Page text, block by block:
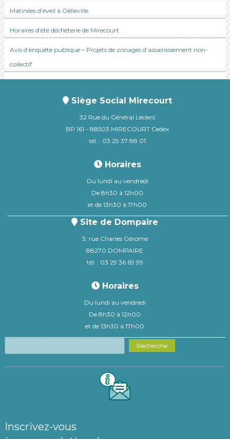
Matinées d’éveil à Oëlleville
Horaires d’été déchèterie de Mirecourt
Avis d’enquête publique – Projets de zonages d’assainissement non-
collectif
Siège Social Mirecourt
32 Rue du Général Leclerc
BP 161 - 88503 MIRECOURT Cedex
tél. : 03 29 37 88 01
Horaires
Du lundi au vendredi
De 8h30 à 12h00
et de 13h30 à 17h00
Site de Dompaire
3, rue Charles Gérome
88270 DOMPAIRE
tél. : 03 29 36 69 99
Horaires
Du lundi au vendredi
De 8h30 à 12h00
et de 13h30 à 17h00
Recherche
Inscrivez-vous